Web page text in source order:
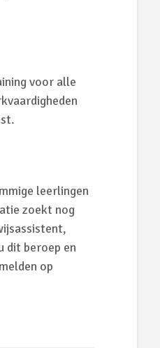
voor alle
leerlingen
zoekt nog
dit beroep en
op